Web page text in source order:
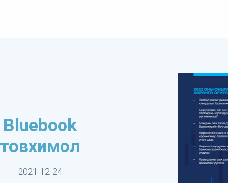
Bluebook
товхимол
2021-12-24